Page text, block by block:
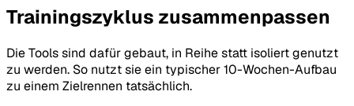
Trainingszyklus zusammenpassen
Die Tools sind dafür gebaut, in Reihe statt isoliert genutzt
zu werden. So nutzt sie ein typischer 10-Wochen-Aufbau
zu einem Zielrennen tatsächlich.